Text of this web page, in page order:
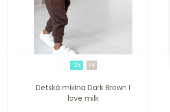
Detská mikina Dark Brown I
love milk
128 116